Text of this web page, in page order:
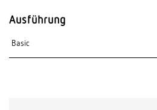
Ausführung